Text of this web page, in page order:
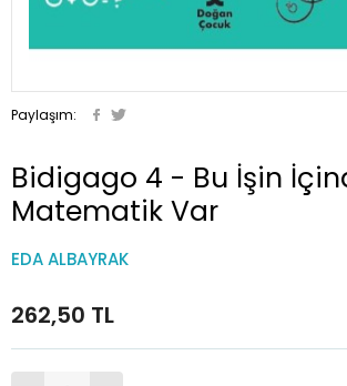
Paylaşım:
Bidigago 4 - Bu İşin
Matematik Var
EDA ALBAYRAK
262,50 TL